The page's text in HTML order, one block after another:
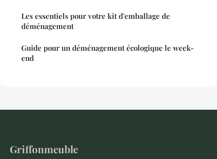
Les essentiels pour votre kit d'emballage de
déménagement
Guide pour un déménagement écologique le week-
end
Griffonmeuble